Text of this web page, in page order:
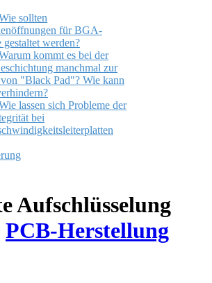
sollten
für BGA-
gestaltet werden?
kommt es bei der
manchmal zur
"Black Pad"? Wie kann
lassen sich Probleme der
bei
Aufschlüsselung
PCB-Herstellung